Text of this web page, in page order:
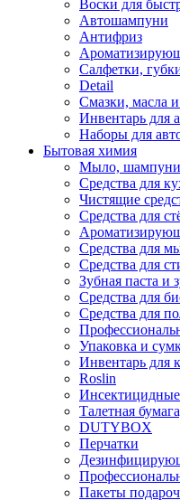
Воски для
Автошампуни
Антифриз
Салфетки,
Detail
Смазки, масла
Инвентарь для
Наборы для
Бытовая химия
Мыло,
Средства для
Чистящие
Средства для
Средства для
Средства для
Зубная паста и
Средства для
Средства для
Упаковка и
Инвентарь для
Roslin
Инсектицидные
Талетная
DUTYBOX
Перчатки
Пакеты